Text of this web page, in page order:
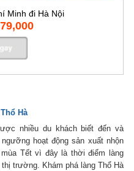
Minh đi Hà Nội
Hà
nhiều du khách biết đến và
hoạt động sản xuất nhộn
Tết vì đây là thời điểm làng
trường. Khám phá làng Thổ Hà